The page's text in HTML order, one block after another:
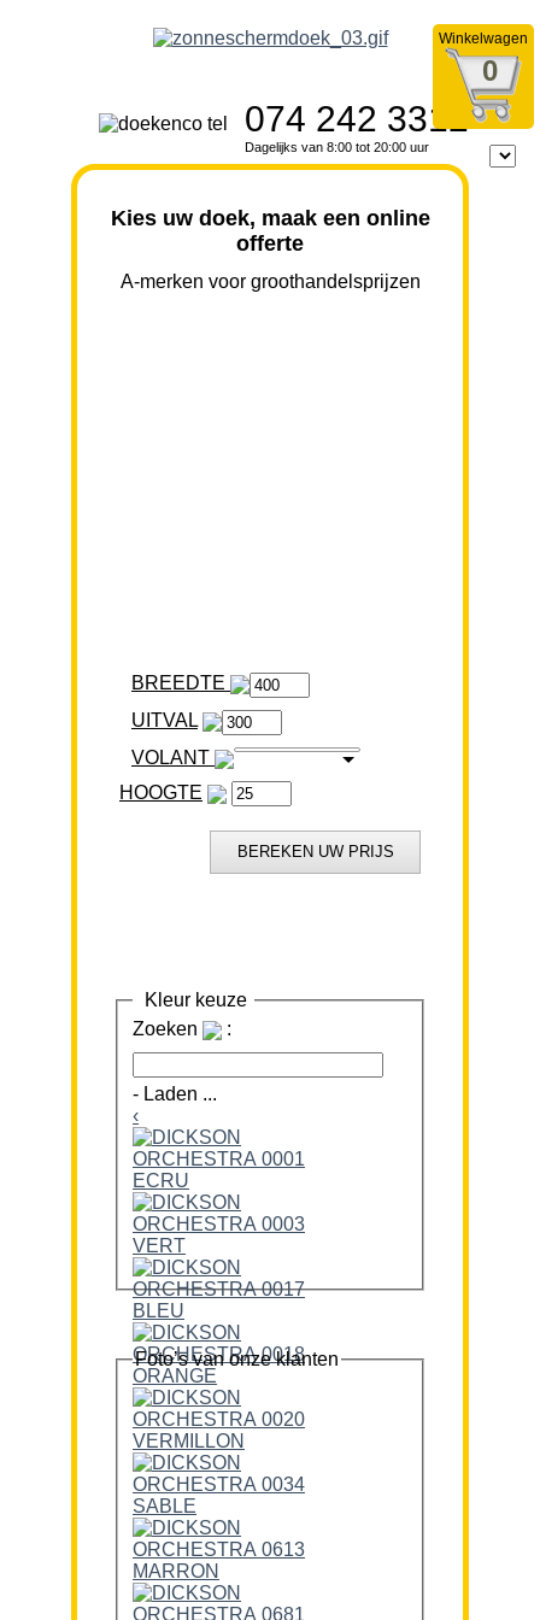
Winkelwagen
0
074 242 3312
Dagelijks van 8:00 tot 20:00 uur
Kies uw doek, maak een online
offerte
A-merken voor groothandelsprijzen
BREEDTE
VOLANT
HOOGTE
Kleur keuze
Zoeken
:
- Laden ...
‹
Foto’s van onze klanten